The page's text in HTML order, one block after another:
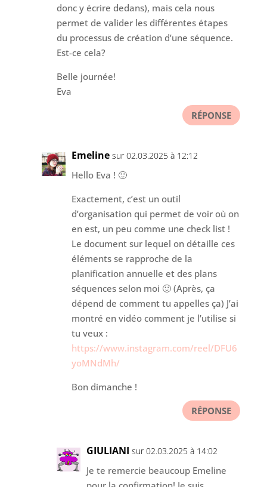
donc y écrire dedans), mais cela nous
permet de valider les différentes étapes
du processus de création d’une séquence.
Est-ce cela?
Belle journée!
Eva
RÉPONSE
Emeline sur 02.03.2025 à 12:12
Hello Eva ! 🙂
Exactement, c’est un outil
d’organisation qui permet de voir où on
en est, un peu comme une check list !
Le document sur lequel on détaille ces
éléments se rapproche de la
planification annuelle et des plans
séquences selon moi 🙂 (Après, ça
dépend de comment tu appelles ça) J’ai
montré en vidéo comment je l’utilise si
tu veux :
https://www.instagram.com/reel/DFU6
yoMNdMh/
Bon dimanche !
RÉPONSE
GIULIANI sur 02.03.2025 à 14:02
Je te remercie beaucoup Emeline